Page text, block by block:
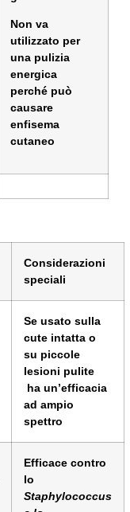
Non va
utilizzato per
una pulizia
energica
perché può
causare
enfisema
cutaneo
Considerazioni
speciali
Se usato sulla
cute intatta o
su piccole
lesioni pulite
ha un’efficacia
ad ampio
spettro
Efficace contro
lo
Staphylococcus